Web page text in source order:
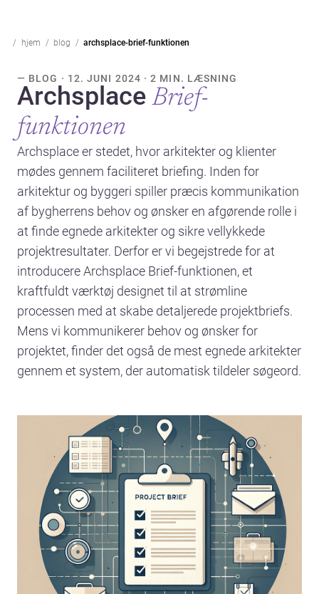
hjem blog archsplace-brief-funktionen
— BLOG · 12. JUNI 2024 · 2 MIN. LÆSNING
Archsplace Brief-
funktionen
Archsplace er stedet, hvor arkitekter og klienter
mødes gennem faciliteret briefing. Inden for
arkitektur og byggeri spiller præcis kommunikation
af bygherrens behov og ønsker en afgørende rolle i
at finde egnede arkitekter og sikre vellykkede
projektresultater. Derfor er vi begejstrede for at
introducere Archsplace Brief-funktionen, et
kraftfuldt værktøj designet til at strømline
processen med at skabe detaljerede projektbriefs.
Mens vi kommunikerer behov og ønsker for
projektet, finder det også de mest egnede arkitekter
gennem et system, der automatisk tildeler søgeord.